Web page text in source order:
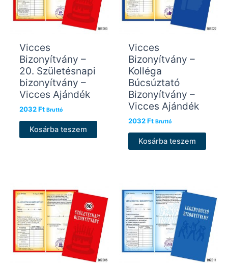
Vicces
Bizonyítvány –
20. Születésnapi
bizonyítvány –
Vicces Ajándék
2032Ft Bruttó
Kosárba teszem
Vicces
Bizonyítvány –
Kolléga
Búcsúztató
Bizonyítvány –
Vicces Ajándék
2032Ft Bruttó
Kosárba teszem